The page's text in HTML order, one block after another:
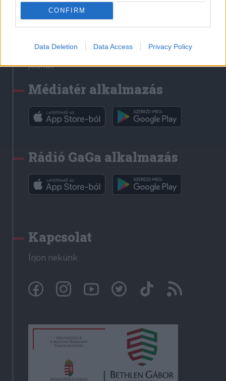
CONFIRM
Data Deletion Data Access Privacy Policy
Erdélyi Napló
Főtér
Rádió GaGa
Jóállás
Médiatér alkalmazás
Rádió GaGa alkalmazás
Kapcsolat
Írjon nekünk